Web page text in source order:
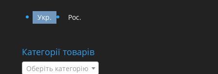
Укр. Рос.
Категорії товарів
Оберіть категорію